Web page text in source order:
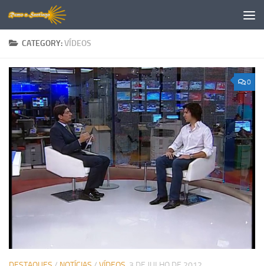
Skip to content
CATEGORY:VÍDEOS
0